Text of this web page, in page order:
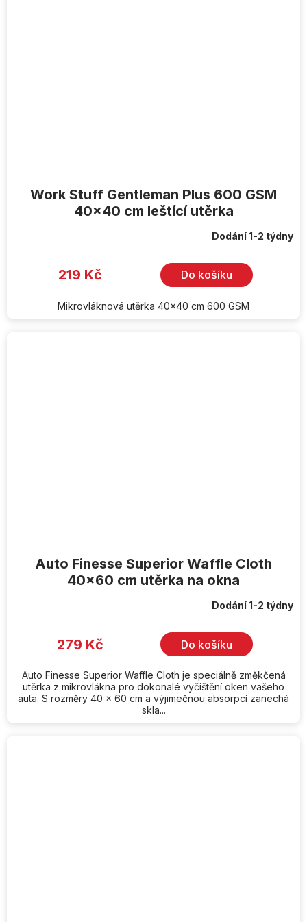
Work Stuff Gentleman Plus 600 GSM
40x40 cm leštící utěrka
Dodání 1-2 týdny
219 Kč Do košíku
Mikrovláknová utěrka 40x40 cm 600 GSM
Auto Finesse Superior Waffle Cloth
40x60 cm utěrka na okna
Dodání 1-2 týdny
279 Kč Do košíku
Auto Finesse Superior Waffle Cloth je speciálně změkčená
utěrka z mikrovlákna pro dokonalé vyčištění oken vašeho
auta. S rozměry 40 x 60 cm a výjimečnou absorpcí zanechá
skla...